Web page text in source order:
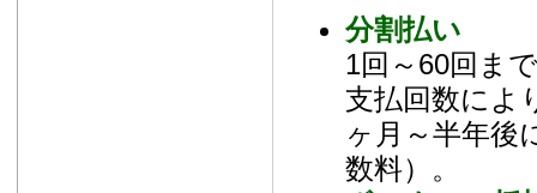
分割払い
1回～60回ま
支払回数によ
ヶ月～半年後
数料）。